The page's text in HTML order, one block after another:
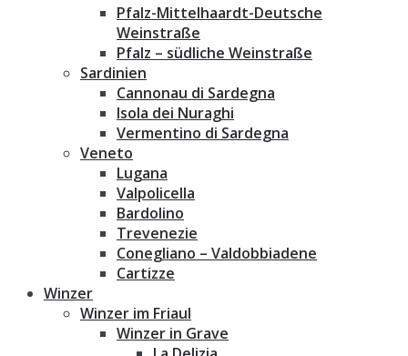
Pfalz-Mittelhaardt-Deutsche
Weinstraße
Pfalz – südliche Weinstraße
Sardinien
Cannonau di Sardegna
Isola dei Nuraghi
Vermentino di Sardegna
Veneto
Lugana
Valpolicella
Bardolino
Trevenezie
Conegliano – Valdobbiadene
Cartizze
Winzer
Winzer im Friaul
Winzer in Grave